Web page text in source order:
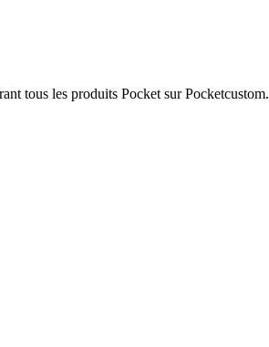
tous les produits Pocket sur Pocketcustom.